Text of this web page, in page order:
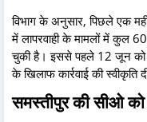
विभाग के अनुसार, पिछले एक
में लापरवाही के मामलों में कुल 60
चुकी है। इससे पहले 12 जून को
के खिलाफ कार्रवाई की स्वीकृति
समस्तीपुर की सीओ को